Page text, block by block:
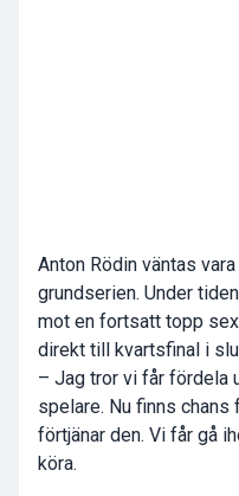
Anton Rödin väntas
grundserien. Under
mot en fortsatt topp
direkt till kvartsfinal i
– Jag tror vi får fördela
spelare. Nu finns
förtjänar den. Vi får gå
köra.